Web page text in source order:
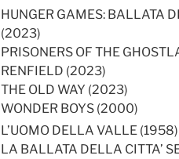
HUNGER GAMES: BALLATA
(2023)
PRISONERS OF THE
RENFIELD (2023)
THE OLD WAY (2023)
WONDER BOYS (2000)
L’UOMO DELLA VALLE (1958)
LA BALLATA DELLA CITTA’